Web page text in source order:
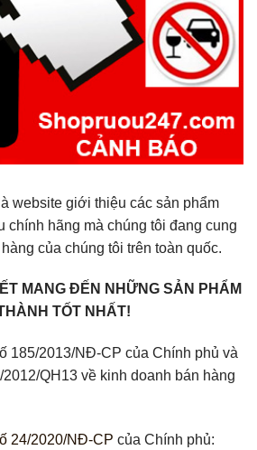
là website giới thiệu các sản phẩm
chính hãng mà chúng tôi đang cung
của chúng tôi trên toàn quốc.
MANG ĐẾN NHỮNG SẢN PHẨM
TỐT NHẤT!
185/2013/NĐ-CP của Chính phủ và
2012/QH13 về kinh doanh bán hàng
24/2020/NĐ-CP của Chính phủ: